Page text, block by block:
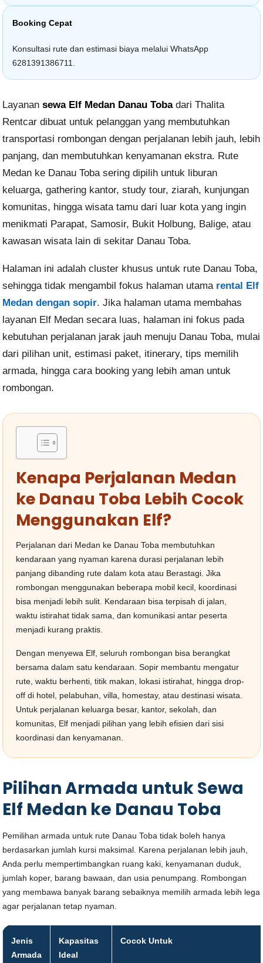
Booking Cepat
Konsultasi rute dan estimasi biaya melalui WhatsApp
6281391386711.
Layanansewa Elf Medan Danau Tobadari Thalita
Rentcar dibuat untuk pelanggan yang membutuhkan
transportasi rombongan dengan perjalanan lebih jauh, lebih
panjang, dan membutuhkan kenyamanan ekstra. Rute
Medan ke Danau Toba sering dipilih untuk liburan
keluarga, gathering kantor, study tour, ziarah, kunjungan
komunitas, hingga wisata tamu dari luar kota yang ingin
menikmati Parapat, Samosir, Bukit Holbung, Balige, atau
kawasan wisata lain di sekitar Danau Toba.
Halaman ini adalah cluster khusus untuk rute Danau Toba,
sehingga tidak mengambil fokus halaman utama rental Elf
Medan dengan sopir. Jika halaman utama membahas
layanan Elf Medan secara luas, halaman ini fokus pada
kebutuhan perjalanan jarak jauh menuju Danau Toba, mulai
dari pilihan unit, estimasi paket, itinerary, tips memilih
armada, hingga cara booking yang lebih aman untuk
rombongan.
Kenapa Perjalanan Medan
ke Danau Toba Lebih Cocok
Menggunakan Elf?
Perjalanan dari Medan ke Danau Toba membutuhkan
kendaraan yang nyaman karena durasi perjalanan lebih
panjang dibanding rute dalam kota atau Berastagi. Jika
rombongan menggunakan beberapa mobil kecil, koordinasi
bisa menjadi lebih sulit. Kendaraan bisa terpisah di jalan,
waktu istirahat tidak sama, dan komunikasi antar peserta
menjadi kurang praktis.
Dengan menyewa Elf, seluruh rombongan bisa berangkat
bersama dalam satu kendaraan. Sopir membantu mengatur
rute, waktu berhenti, titik makan, lokasi istirahat, hingga drop-
off di hotel, pelabuhan, villa, homestay, atau destinasi wisata.
Untuk perjalanan keluarga besar, kantor, sekolah, dan
komunitas, Elf menjadi pilihan yang lebih efisien dari sisi
koordinasi dan kenyamanan.
Pilihan Armada untuk Sewa
Elf Medan ke Danau Toba
Pemilihan armada untuk rute Danau Toba tidak boleh hanya
berdasarkan jumlah kursi maksimal. Karena perjalanan lebih jauh,
Anda perlu mempertimbangkan ruang kaki, kenyamanan duduk,
jumlah koper, barang bawaan, dan usia penumpang. Rombongan
yang membawa banyak barang sebaiknya memilih armada lebih lega
agar perjalanan tetap nyaman.
Jenis
Armada
Kapasitas
Ideal
Cocok Untuk